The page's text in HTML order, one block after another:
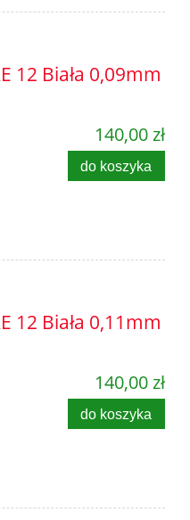
12 Biała 0,09mm
140,00 zł
do koszyka
12 Biała 0,11mm
140,00 zł
do koszyka